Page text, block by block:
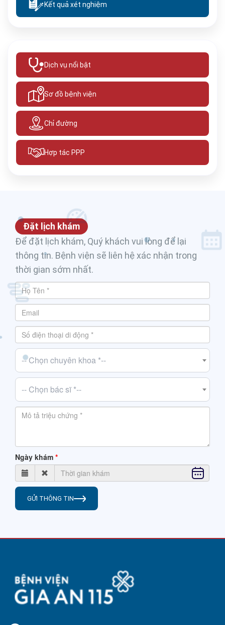
Kết quả xét nghiệm
Dịch vụ nổi bật
Sơ đồ bệnh viện
Chỉ đường
Hợp tác PPP
Đặt lịch khám
Để đặt lịch khám, Quý khách vui lòng để lại
thông tin. Bệnh viện sẽ liên hệ xác nhận trong
thời gian sớm nhất.
-- Chọn chuyên khoa *--
-- Chọn bác sĩ *--
Ngày khám
GỬI THÔNG TIN